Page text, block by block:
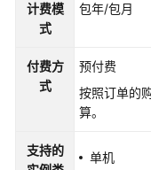
权
限
购
买
PostgreSQL
计费模
式
包年/包月
付费方
式
预付费
按照订单的
算。
支持的
单机